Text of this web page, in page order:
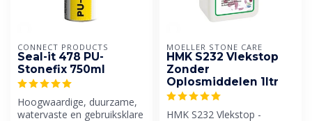
CONNECT PRODUCTS
Seal-it 478 PU-
Stonefix 750ml
Hoogwaardige, duurzame,
watervaste en gebruiksklare
MOELLER STONE CARE
HMK S232 Vlekstop
Zonder
Oplosmiddelen 1ltr
HMK S232 Vlekstop -